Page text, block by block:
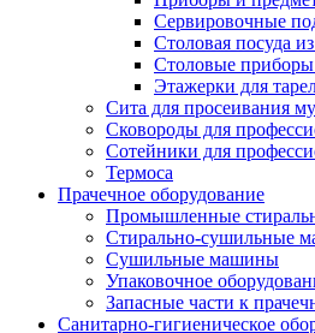
Сервировочные
Столовая посуда
Столовые приборы
Этажерки для
Сита для просеивания
Сковороды для
Сотейники для
Термоса
Прачечное оборудование
Промышленные
Стирально-сушильные
Сушильные машины
Упаковочное
Запасные части к
Санитарно-гигиеническое